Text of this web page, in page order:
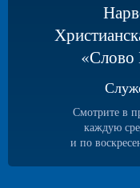
«Слово
Смотрите в
каждую
и по